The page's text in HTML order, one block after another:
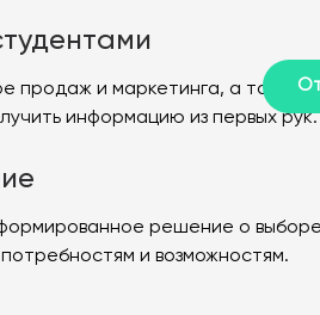
продаж и маркетинга, а
информацию из первых рук.
решение о
и возможностям.